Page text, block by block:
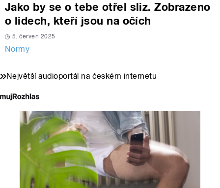
Jako by se o tebe otřel sliz. Zobrazeno
o lidech, kteří jsou na očích
5. červen 2025
Normy
Největší audioportál na českém internetu